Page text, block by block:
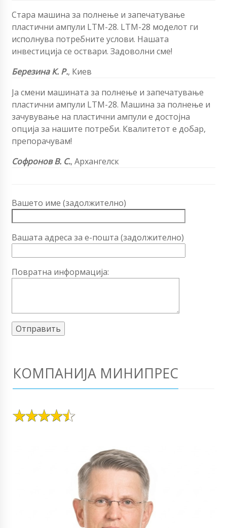
Стара машина за полнење и запечатување
пластични ампули LTM-28. LTM-28 моделот ги
исполнува потребните услови. Нашата
инвестиција се оствари. Задоволни сме!
Березина К. Р., Киев
Ја смени машината за полнење и запечатување
пластични ампули LTM-28. Машина за полнење и
зачувување на пластични ампули е достојна
опција за нашите потреби. Квалитетот е добар,
препорачувам!
Софронов В. С., Архангелск
Вашето име (задолжително)
Вашата адреса за е-пошта (задолжително)
Повратна информација:
КОМПАНИЈА МИНИПРЕС